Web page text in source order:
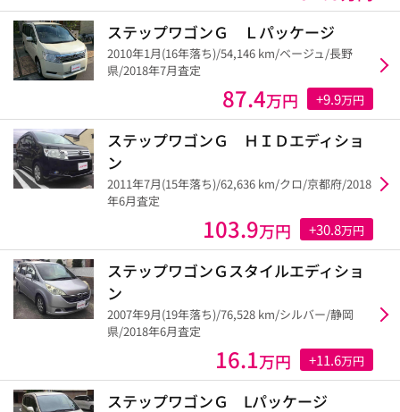
ステップワゴンＧ Ｌパッケージ
2010年1月(16年落ち)/54,146 km/ベージュ/長野
県/2018年7月査定
87.4万円 +9.9万円
ステップワゴンＧ ＨＩＤエディショ
ン
2011年7月(15年落ち)/62,636 km/クロ/京都府/2018
年6月査定
103.9万円 +30.8万円
ステップワゴンＧスタイルエディショ
ン
2007年9月(19年落ち)/76,528 km/シルバー/静岡
県/2018年6月査定
16.1万円 +11.6万円
ステップワゴンＧ Lパッケージ